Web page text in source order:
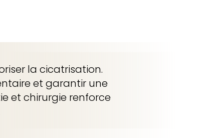
la cicatrisation.
et garantir une
et chirurgie renforce